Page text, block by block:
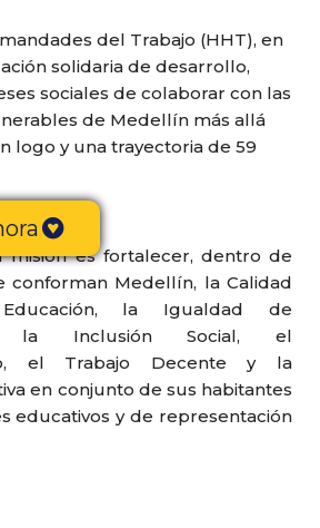
del Trabajo (HHT), en
solidaria de desarrollo,
sociales de colaborar con las
de Medellín más allá
logo y una trayectoria de 59
misión es fortalecer, dentro de
conforman Medellín, la Calidad
la Igualdad de
la Inclusión Social, el
el Trabajo Decente y la
en conjunto de sus habitantes
educativos y de representación